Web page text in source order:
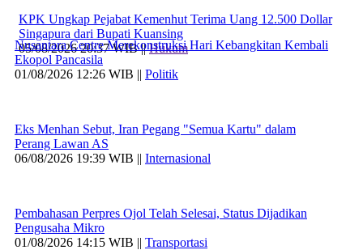
KPK Ungkap Pejabat Kemenhut Terima Uang 12.500 Dollar
Singapura dari Bupati Kuansing
05/08/2026 20:37 WIB ||Hukum
Nusantara Centre Merekonstruksi Hari Kebangkitan Kembali
Ekopol Pancasila
01/08/2026 12:26 WIB || Politik
Eks Menhan Sebut, Iran Pegang "Semua Kartu" dalam
Perang Lawan AS
06/08/2026 19:39 WIB || Internasional
Pembahasan Perpres Ojol Telah Selesai, Status Dijadikan
Pengusaha Mikro
01/08/2026 14:15 WIB || Transportasi